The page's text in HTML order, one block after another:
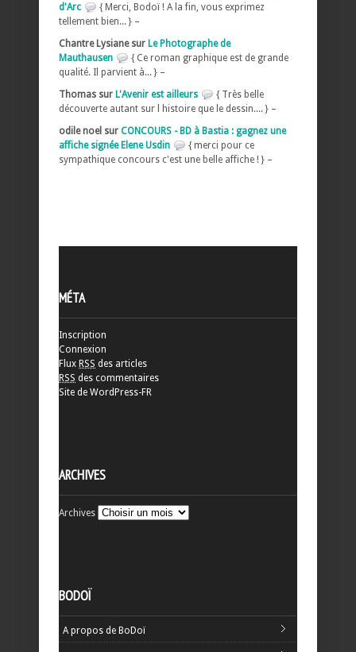
d'Arc
{ Merci, Bodoï ! A la fin, vous exprimez
tellement bien... } –
Chantre Lysiane sur Le Photographe de
Mauthausen
{ Ce roman graphique est de grande
qualité. Il parvient à... } –
Thomas sur L'Avenir est ailleurs
{ Très belle
découverte autant sur l histoire que le dessin.... } –
odile noel sur CONCOURS - BD à Bastia : gagnez une
affiche signée Elene Usdin
{ merci pour ce
sympathique concours c'est une belle affiche ! } –
MÉTA
Inscription
Connexion
Flux RSS des articles
RSS des commentaires
Site de WordPress-FR
ARCHIVES
Archives
BODOÏ
A propos de BoDoï